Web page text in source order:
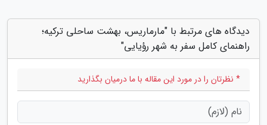
دیدگاه های مرتبط با "مارماریس، بهشت ساحلی ترکیه؛
راهنمای کامل سفر به شهر رؤیایی"
* نظرتان را در مورد این مقاله با ما درمیان بگذارید